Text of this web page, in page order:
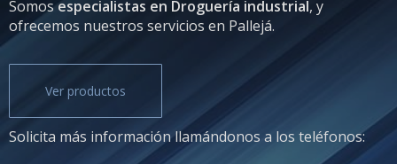
Somosespecialistas en Droguería industrial, y
ofrecemos nuestros servicios en Pallejá.
Ver productos
Solicita más información llamándonos a los teléfonos: